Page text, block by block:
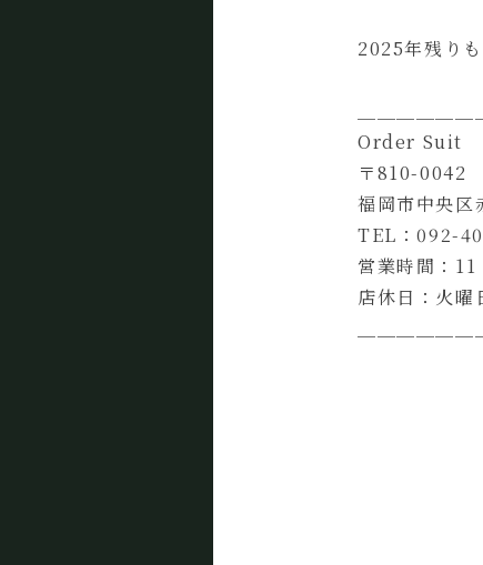
2025年残り
Order Suit
〒810-0042
福岡市中央区
TEL：092-
営業時間：11
店休日：火曜